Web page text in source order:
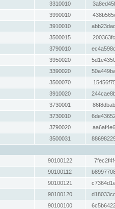
3310010
3990010
3910010
3500015
3790010
3950020
3390020
3500070
3910020
3730001
3730010
3790020
3500031
90100122
90100112
90100121
90100120
90100100